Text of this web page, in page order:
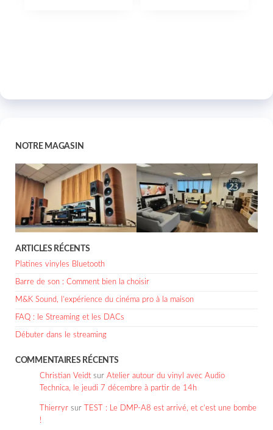
NOTRE MAGASIN
ARTICLES RÉCENTS
Platines vinyles Bluetooth
Barre de son : Comment bien la choisir
M&K Sound, l’expérience du cinéma pro à la maison
FAQ : le Streaming et les DACs
Débuter dans le streaming
COMMENTAIRES RÉCENTS
Christian Veidt sur Atelier autour du vinyl avec Audio
Technica, le jeudi 7 décembre à partir de 14h
Thierryr sur
TEST : Le DMP-A8 est arrivé, et c’est une bombe
!